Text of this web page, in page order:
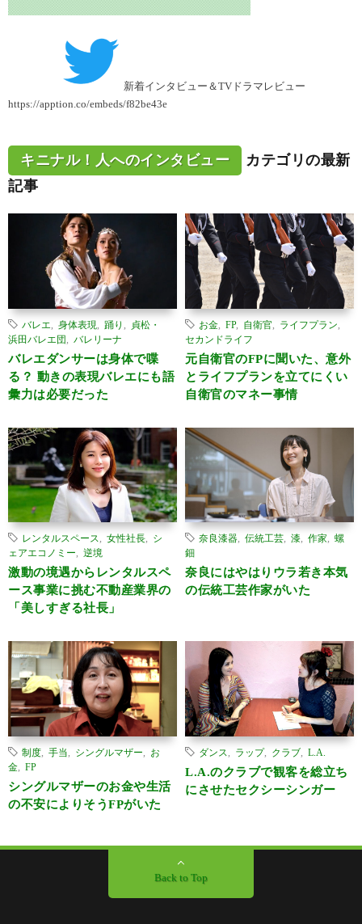
新着インタビュー＆TVドラマレビュー
https://apption.co/embeds/f82be43e
キニナル！人へのインタビュー
カテゴリの最新
記事
バレエ 身体表現 踊り
貞松・
浜田バレエ団
バレリーナ
バレエダンサーは身体で喋
る？ 動きの表現バレエにも語
彙力は必要だった
お金 FP, 自衛官 ライフプラン
セカンドライフ
元自衛官のFPに聞いた、意外
とライフプランを立てにくい
自衛官のマネー事情
レンタルスペース 女性社長
シ
ェアエコノミー
逆境
激動の境遇からレンタルスペ
ース事業に挑む不動産業界の
「美しすぎる社長」
奈良漆器 伝統工芸 漆 作家
螺
鈿
奈良にはやはりウラ若き本気
の伝統工芸作家がいた
制度 手当 シングルマザー
お
金
FP
シングルマザーのお金や生活
の不安によりそうFPがいた
ダンス ラップ, クラブ L.A.
L.A.のクラブで観客を総立ち
にさせたセクシーシンガー
Back to Top